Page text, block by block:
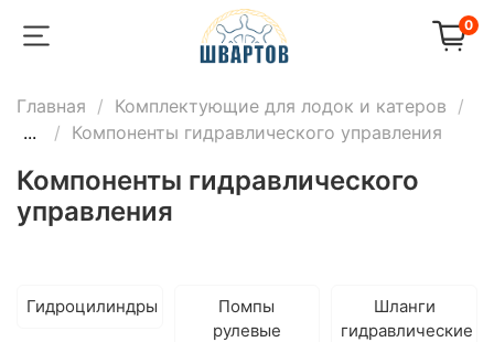
0
Главная
Комплектующие для лодок и катеров
...
Компоненты гидравлического управления
Компоненты гидравлического
управления
Гидроцилиндры
Помпы
рулевые
Шланги
гидравлические